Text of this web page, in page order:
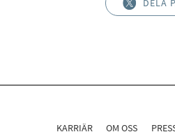
DELA
KARRIÄR OM OSS